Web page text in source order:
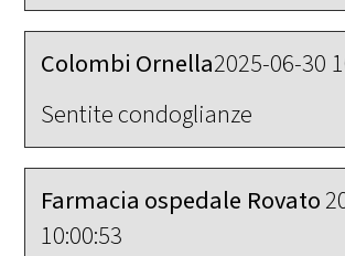
Colombi Ornella2025-06-30
Sentite condoglianze
Farmacia ospedale Rovato
10:00:53